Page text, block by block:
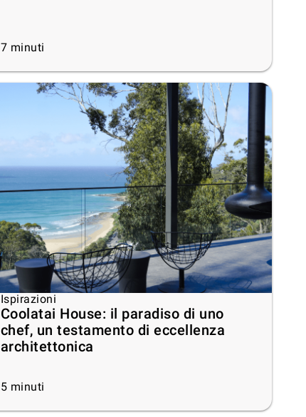
7 minuti
Ispirazioni
Coolatai House: il paradiso di uno
chef, un testamento di eccellenza
architettonica
5 minuti